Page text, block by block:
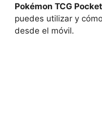
Pokémon TCG
puedes utilizar y
desde el móvil.